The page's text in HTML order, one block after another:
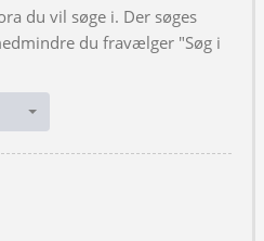
du vil søge i. Der søges
du fravælger "Søg i